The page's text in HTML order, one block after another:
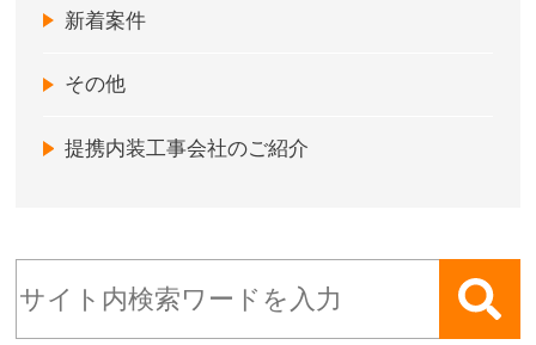
新着案件
その他
提携内装工事会社のご紹介